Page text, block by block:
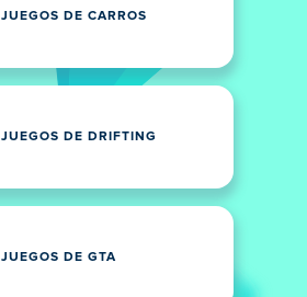
JUEGOS DE CARROS
JUEGOS DE DRIFTING
JUEGOS DE GTA